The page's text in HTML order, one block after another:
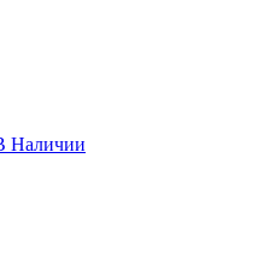
Наличии